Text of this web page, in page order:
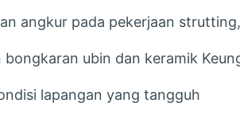
angkur pada pekerjaan
ubin dan keramik
lapangan yang tangguh